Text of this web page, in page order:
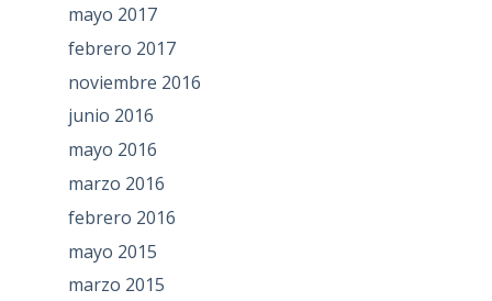
mayo 2017
febrero 2017
noviembre 2016
junio 2016
mayo 2016
marzo 2016
febrero 2016
mayo 2015
marzo 2015